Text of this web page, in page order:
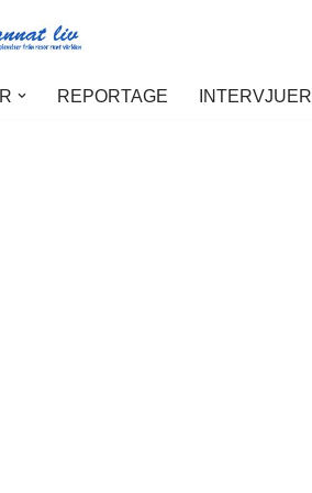
REPORTAGE INTERVJUER